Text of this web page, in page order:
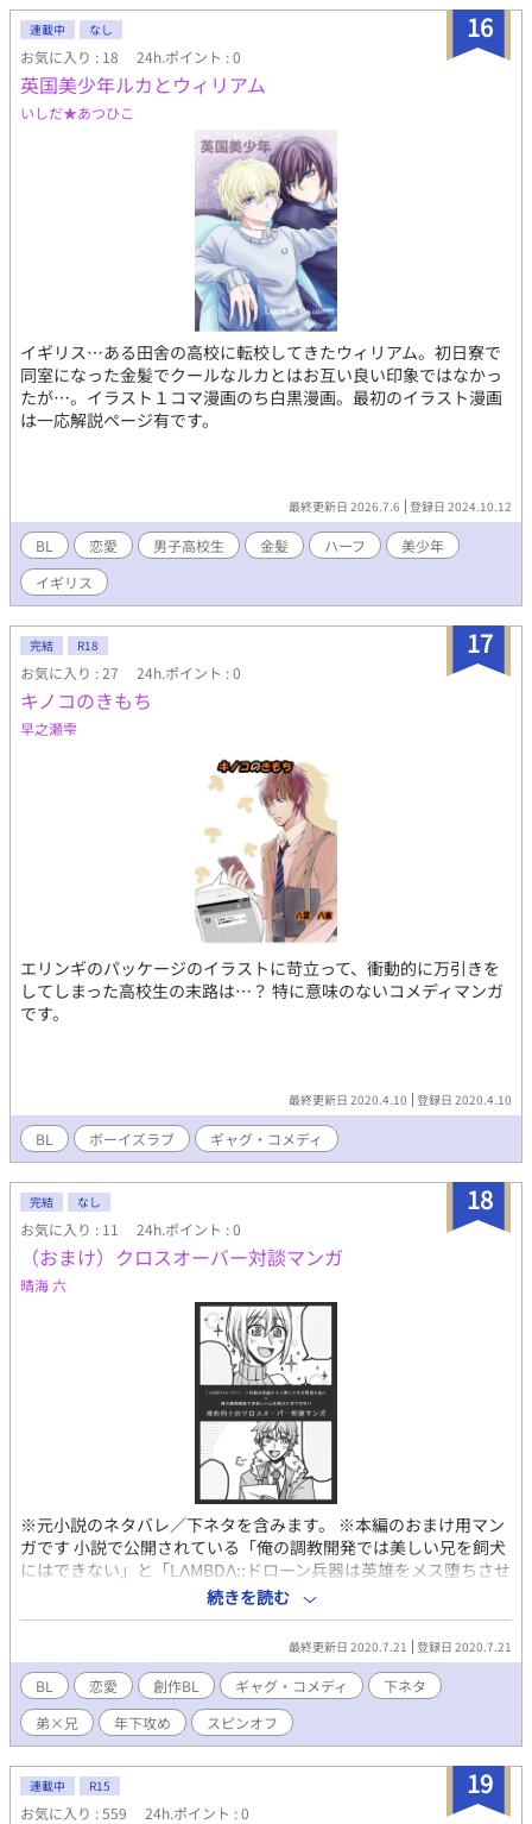
16
連載中 なし
お気に入り : 18 24h.ポイント : 0
英国美少年ルカとウィリアム
いしだ★あつひこ
イギリス…ある田舎の高校に転校してきたウィリアム。初日寮で
同室になった金髪でクールなルカとはお互い良い印象ではなかっ
たが…。イラスト１コマ漫画のち白黒漫画。最初のイラスト漫画
は一応解説ページ有です。
最終更新日 2026.7.6 登録日 2024.10.12
BL 恋愛 男子高校生 金髪 ハーフ
美少年
イギリス
17
完結 R18
お気に入り : 27 24h.ポイント : 0
キノコのきもち
早之瀬雫
エリンギのパッケージのイラストに苛立って、衝動的に万引きを
してしまった高校生の末路は…？ 特に意味のないコメディマンガ
です。
最終更新日 2020.4.10 登録日 2020.4.10
BL ボーイズラブ ギャグ・コメディ
18
完結 なし
お気に入り : 11 24h.ポイント : 0
（おまけ）クロスオーバー対談マンガ
晴海 六
※元小説のネタバレ／下ネタを含みます。 ※本編のおまけ用マン
ガです 小説で公開されている「俺の調教開発では美しい兄を飼犬
にはできない」と「LΛMBDΛ::ドローン兵器は英雄をメス堕ちさせ
る野望を抱く」の攻めの2人によるクロスオーバー対談漫画です。
4コマ2本を分割して掲載しています。 漫画の元になっているイラ
ストとSSは、大田さんのページに掲載されています。↓↓↓ ※※
元小説はR18作品ですのでご注意ください※※ ◆俺の調教開発で
は美しい兄を飼犬にはできない
https://www.alphapolis.co.jp/novel/288656547/275365495
◆LΛMBDΛ::ドローン兵器は英雄をメス堕ちさせる野望を抱く
https://www.alphapolis.co.jp/novel/288656547/380370792
続きを読む
最終更新日 2020.7.21 登録日 2020.7.21
BL 恋愛 創作BL ギャグ・コメディ
下ネタ
弟×兄
年下攻め スピンオフ
19
連載中 R15
お気に入り : 559 24h.ポイント : 0